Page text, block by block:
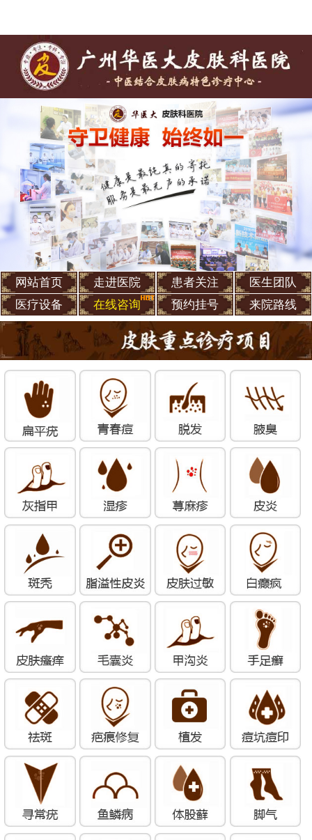
网站首页 走进医院 患者关注
医生团队
医疗设备
在线咨询 预约挂号 来院路线